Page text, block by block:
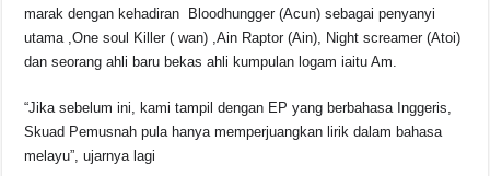
marak dengan kehadiran Bloodhungger (Acun) sebagai penyanyi
utama ,One soul Killer ( wan) ,Ain Raptor (Ain), Night screamer (Atoi)
dan seorang ahli baru bekas ahli kumpulan logam iaitu Am.
“Jika sebelum ini, kami tampil dengan EP yang berbahasa Inggeris,
Skuad Pemusnah pula hanya memperjuangkan lirik dalam bahasa
melayu”, ujarnya lagi